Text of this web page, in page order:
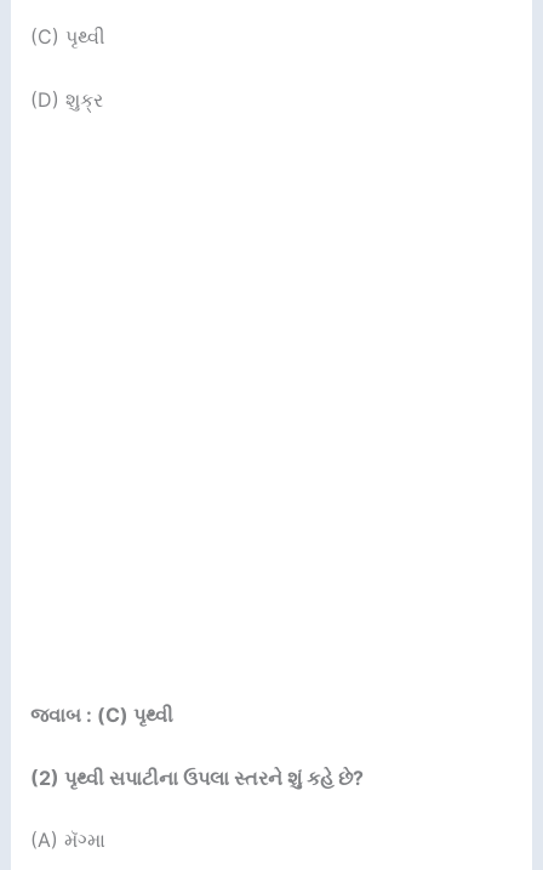
(C) પૃથ્વી
(D) શુક્ર
જવાબ : (C) પૃથ્વી
(2) પૃથ્વી સપાટીના ઉપલા સ્તરને શું કહે છે?
(A) મૅગ્મા